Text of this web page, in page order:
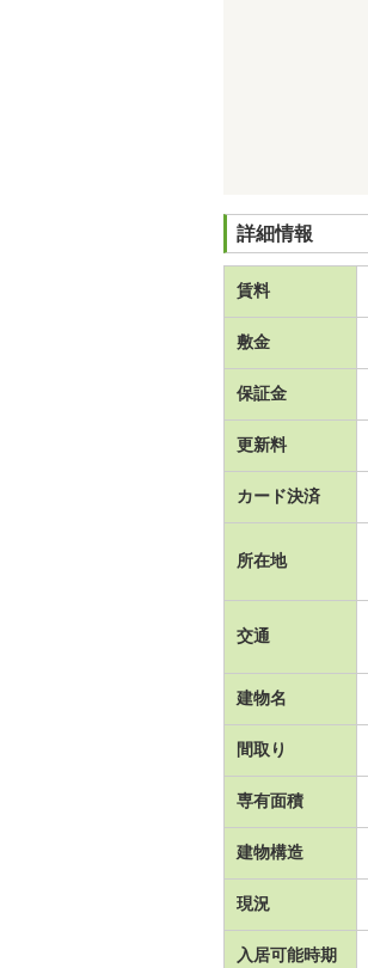
詳細情報
賃料
敷金
保証金
更新料
カード決済
所在地
交通
建物名
間取り
専有面積
建物構造
現況
入居可能時期